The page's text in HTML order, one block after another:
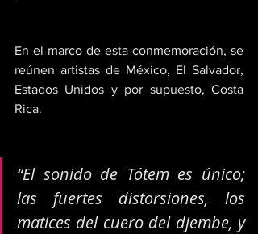
En el marco de esta conmemoración, se
reúnen artistas de México, El Salvador,
Estados Unidos y por supuesto, Costa
Rica.
“El sonido de Tótem es único;
las fuertes distorsiones, los
matices del cuero del djembe, y